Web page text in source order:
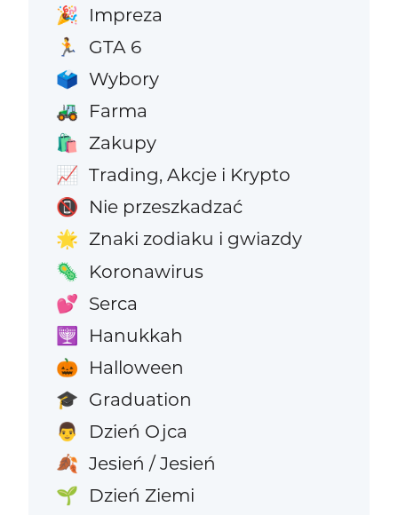
🎉 Impreza
🏃 GTA 6
🗳️ Wybory
🚜 Farma
🛍️ Zakupy
📈 Trading, Akcje i Krypto
📵 Nie przeszkadzać
🌟 Znaki zodiaku i gwiazdy
🦠 Koronawirus
💕 Serca
🕎 Hanukkah
🎃 Halloween
🎓 Graduation
👨 Dzień Ojca
🍂 Jesień / Jesień
🌱 Dzień Ziemi